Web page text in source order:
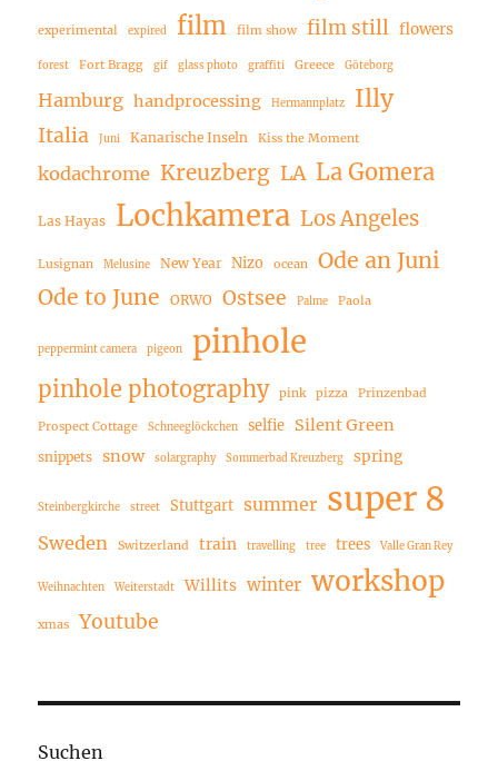
experimental expired film film show film still flowers
forest Fort Bragg gif glass photo graffiti Greece Göteborg
Hamburg handprocessing Hermannplatz Illy
Italia Juni Kanarische Inseln Kiss the Moment
kodachrome Kreuzberg LA La Gomera
Las Hayas Lochkamera Los Angeles
Lusignan Melusine New Year Nizo ocean
Ode an Juni
Ode to June
ORWO Ostsee Palme Paola
peppermint camera pigeon pinhole
pinhole photography pink pizza Prinzenbad
Prospect Cottage Schneeglöckchen selfie Silent Green
snippets snow solargraphy Sommerbad Kreuzberg spring
Steinbergkirche street Stuttgart summer super 8
Sweden Switzerland train travelling tree trees Valle Gran Rey
Weihnachten Weiterstadt Willits winter workshop
xmas Youtube
Suchen